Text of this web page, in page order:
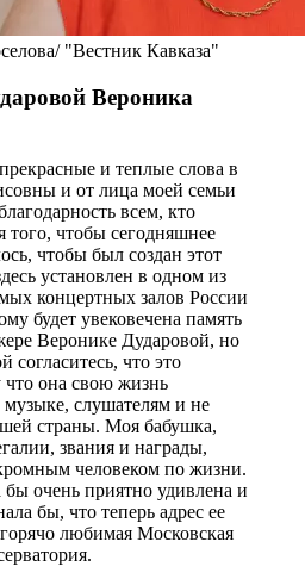
"Вестник Кавказа"
Вероника
и теплые слова в
и от лица моей семьи
всем, кто
того, чтобы сегодняшнее
чтобы был создан этот
установлен в одном из
концертных залов России
будет увековечена память
Веронике Дударовой, но
что это
что она свою жизнь
музыке, слушателям и не
страны. Моя бабушка,
звания и награды,
человеком по жизни.
очень приятно удивлена и
бы, что теперь адрес ее
любимая Московская